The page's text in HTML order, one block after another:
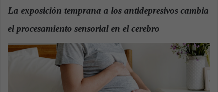
a
n
m
i
La exposición temprana a los antidepresivos cambia
el procesamiento sensorial en el cerebro